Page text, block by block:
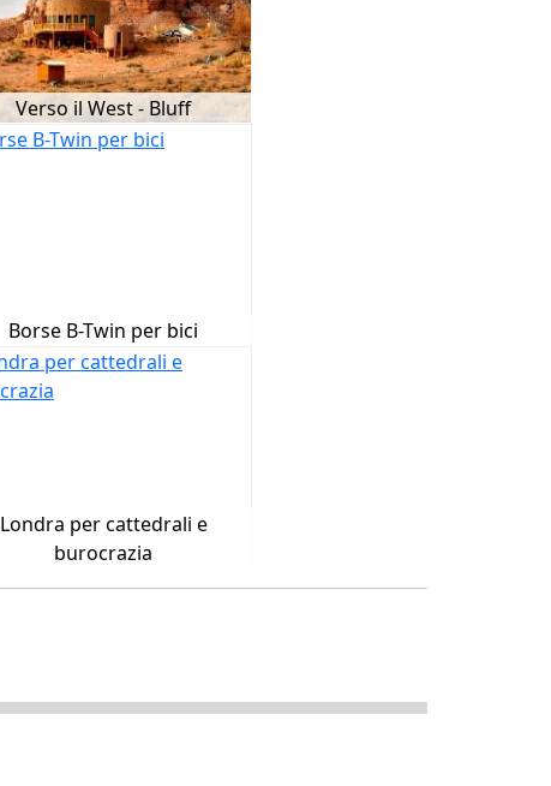
Verso il West - Bluff
Borse B-Twin per bici
Londra per cattedrali e
burocrazia